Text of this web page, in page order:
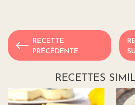
RECETTE
PRÉCÉDENTE
RECETTES